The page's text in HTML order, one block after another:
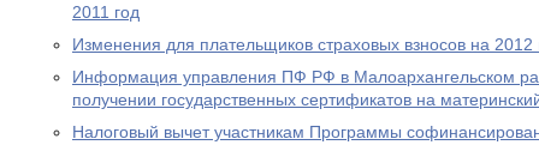
2011 год
Изменения для плательщиков страховых взносов на 2012
Информация управления ПФ РФ в Малоархангельском
получении государственных сертификатов на
Налоговый вычет участникам Программы